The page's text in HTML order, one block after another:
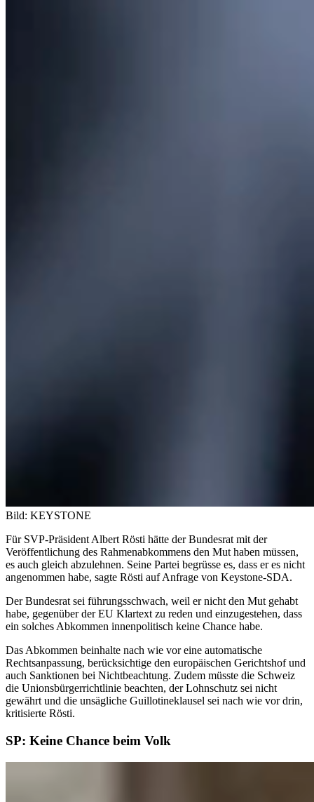
Bild: KEYSTONE
Für SVP-Präsident Albert Rösti hätte der Bundesrat mit der
Veröffentlichung des Rahmenabkommens den Mut haben müssen,
es auch gleich abzulehnen. Seine Partei begrüsse es, dass er es nicht
angenommen habe, sagte Rösti auf Anfrage von Keystone-SDA.
Der Bundesrat sei führungsschwach, weil er nicht den Mut gehabt
habe, gegenüber der EU Klartext zu reden und einzugestehen, dass
ein solches Abkommen innenpolitisch keine Chance habe.
Das Abkommen beinhalte nach wie vor eine automatische
Rechtsanpassung, berücksichtige den europäischen Gerichtshof und
auch Sanktionen bei Nichtbeachtung. Zudem müsste die Schweiz
die Unionsbürgerrichtlinie beachten, der Lohnschutz sei nicht
gewährt und die unsägliche Guillotineklausel sei nach wie vor drin,
kritisierte Rösti.
SP: Keine Chance beim Volk